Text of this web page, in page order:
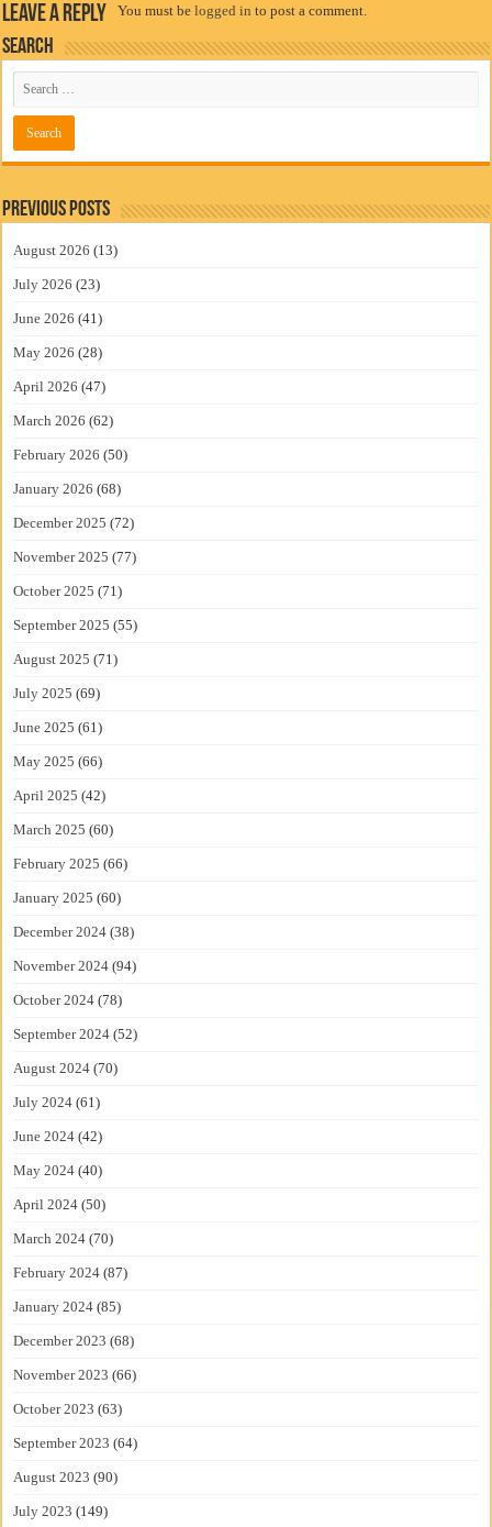
Leave a Reply You must belogged in to post a comment.
Search
Previous Posts
August 2026 (13)
July 2026 (23)
June 2026 (41)
May 2026 (28)
April 2026 (47)
March 2026 (62)
February 2026 (50)
January 2026 (68)
December 2025 (72)
November 2025 (77)
October 2025 (71)
September 2025 (55)
August 2025 (71)
July 2025 (69)
June 2025 (61)
May 2025 (66)
April 2025 (42)
March 2025 (60)
February 2025 (66)
January 2025 (60)
December 2024 (38)
November 2024 (94)
October 2024 (78)
September 2024 (52)
August 2024 (70)
July 2024 (61)
June 2024 (42)
May 2024 (40)
April 2024 (50)
March 2024 (70)
February 2024 (87)
January 2024 (85)
December 2023 (68)
November 2023 (66)
October 2023 (63)
September 2023 (64)
August 2023 (90)
July 2023 (149)